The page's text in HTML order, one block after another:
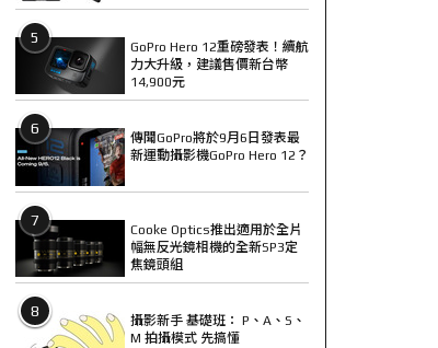
5
GoPro Hero 12重磅發表！續航
力大升級，建議售價新台幣
14,900元
6
傳聞GoPro將於9月6日發表最
新運動攝影機GoPro Hero 12？
7
Cooke Optics推出適用於全片
幅無反光鏡相機的全新SP3定
焦鏡頭組
8
攝影新手 基礎班： P、A、S、
M 拍攝模式 先搞懂